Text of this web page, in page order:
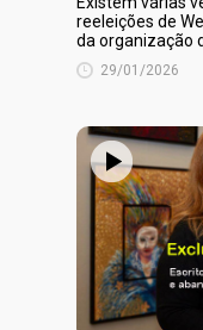
reeleições de
da organização
29/01/2026